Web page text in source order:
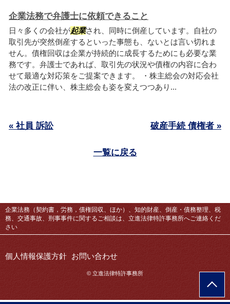
企業法務で弁護士に依頼できること
日々多くの会社が起業され、同時に倒産しています。自社の
取引先が突然倒産するといった事態も、ないとは言い切れま
せん。債権回収は企業が持続的に成長するためにも必要な業
務です。弁護士であれば、取引先の状況や債権の内容に合わ
せて最適な対応策をご提案できます。 ・株主総会の対応会社
法の改正に伴い、株主総会も姿を変えつつあり...
« 社員 訴訟 破産手続 債権者 »
一覧に戻る
企業法務（契約書，労務，債権回収、ほか）、知的財産、倒産・債務整理、税
務、交通事故、刑事事件に関するご相談は、立進法律特許事務所へご連絡くだ
さい
個人情報保護方針 お問い合わせ
© 立進法律特許事務所